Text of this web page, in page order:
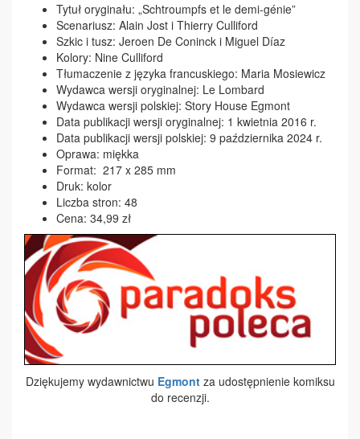
Tytuł oryginału: „Schtroumpfs et le demi-génie”
Scenariusz: Alain Jost i Thierry Culliford
Szkic i tusz: Jeroen De Coninck i Miguel Díaz
Kolory: Nine Culliford
Tłumaczenie z języka francuskiego: Maria Mosiewicz
Wydawca wersji oryginalnej: Le Lombard
Wydawca wersji polskiej: Story House Egmont
Data publikacji wersji oryginalnej: 1 kwietnia 2016 r.
Data publikacji wersji polskiej: 9 października 2024 r.
Oprawa: miękka
Format: 217 x 285 mm
Druk: kolor
Liczba stron: 48
Cena: 34,99 zł
Dziękujemy wydawnictwu Egmontza udostępnienie komiksu
do recenzji.